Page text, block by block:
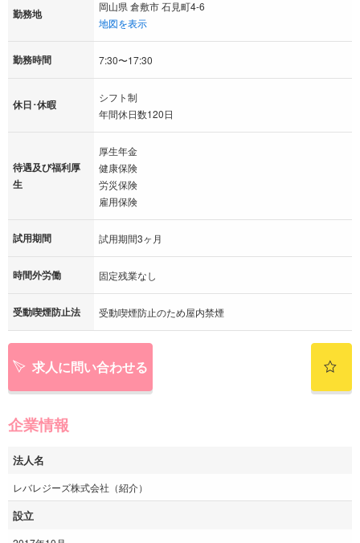
勤務地
岡山県 倉敷市 石見町4-6
地図を表示
勤務時間 7:30〜17:30
休日･休暇
シフト制
年間休日数120日
待遇及び福利厚
生
厚生年金
健康保険
労災保険
雇用保険
試用期間 試用期間3ヶ月
時間外労働 固定残業なし
受動喫煙防止法 受動喫煙防止のため屋内禁煙
求人に問い合わせる
企業情報
法人名
レバレジーズ株式会社（紹介）
設立